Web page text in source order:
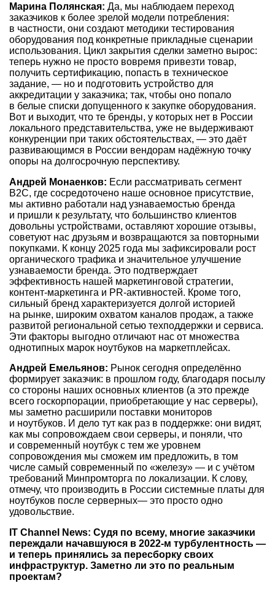
Марина Полянская: Да, мы наблюдаем переход
заказчиков к более зрелой модели потребления:
в частности, они создают методики тестирования
оборудования под конкретные прикладные сценарии
использования. Цикл закрытия сделки заметно вырос:
теперь нужно не просто вовремя привезти товар,
получить сертификацию, попасть в техническое
задание, — но и подготовить устройство для
аккредитации у заказчика; так, чтобы оно попало
в белые списки допущенного к закупке оборудования.
Вот и выходит, что те бренды, у которых нет в России
локального представительства, уже не выдерживают
конкуренции при таких обстоятельствах, — это даёт
развивающимся в России вендорам надёжную точку
опоры на долгосрочную перспективу.
Андрей Монаенков: Если рассматривать сегмент
B2C, где сосредоточено наше основное присутствие,
мы активно работали над узнаваемостью бренда
и пришли к результату, что большинство клиентов
довольны устройствами, оставляют хорошие отзывы,
советуют нас друзьям и возвращаются за повторными
покупками. К концу 2025 года мы зафиксировали рост
органического трафика и значительное улучшение
узнаваемости бренда. Это подтверждает
эффективность нашей маркетинговой стратегии,
контент-маркетинга и PR-активностей. Кроме того,
сильный бренд характеризуется долгой историей
на рынке, широким охватом каналов продаж, а также
развитой региональной сетью техподдержки и сервиса.
Эти факторы выгодно отличают нас от множества
однотипных марок ноутбуков на маркетплейсах.
Андрей Емельянов: Рынок сегодня определённо
формирует заказчик: в прошлом году, благодаря посылу
со стороны наших основных клиентов (а это прежде
всего госкорпорации, приобретающие у нас серверы),
мы заметно расширили поставки мониторов
и ноутбуков. И дело тут как раз в поддержке: они видят,
как мы сопровождаем свои серверы, и поняли, что
и современный ноутбук с тем же уровнем
сопровождения мы сможем им предложить, в том
числе самый современный по «железу» — и с учётом
требований Минпромторга по локализации. К слову,
отмечу, что производить в России системные платы для
ноутбуков после серверных— это просто одно
удовольствие.
IT Channel News: Судя по всему, многие заказчики
переждали начавшуюся в 2022-м турбулентность —
и теперь принялись за пересборку своих
инфраструктур. Заметно ли это по реальным
проектам?